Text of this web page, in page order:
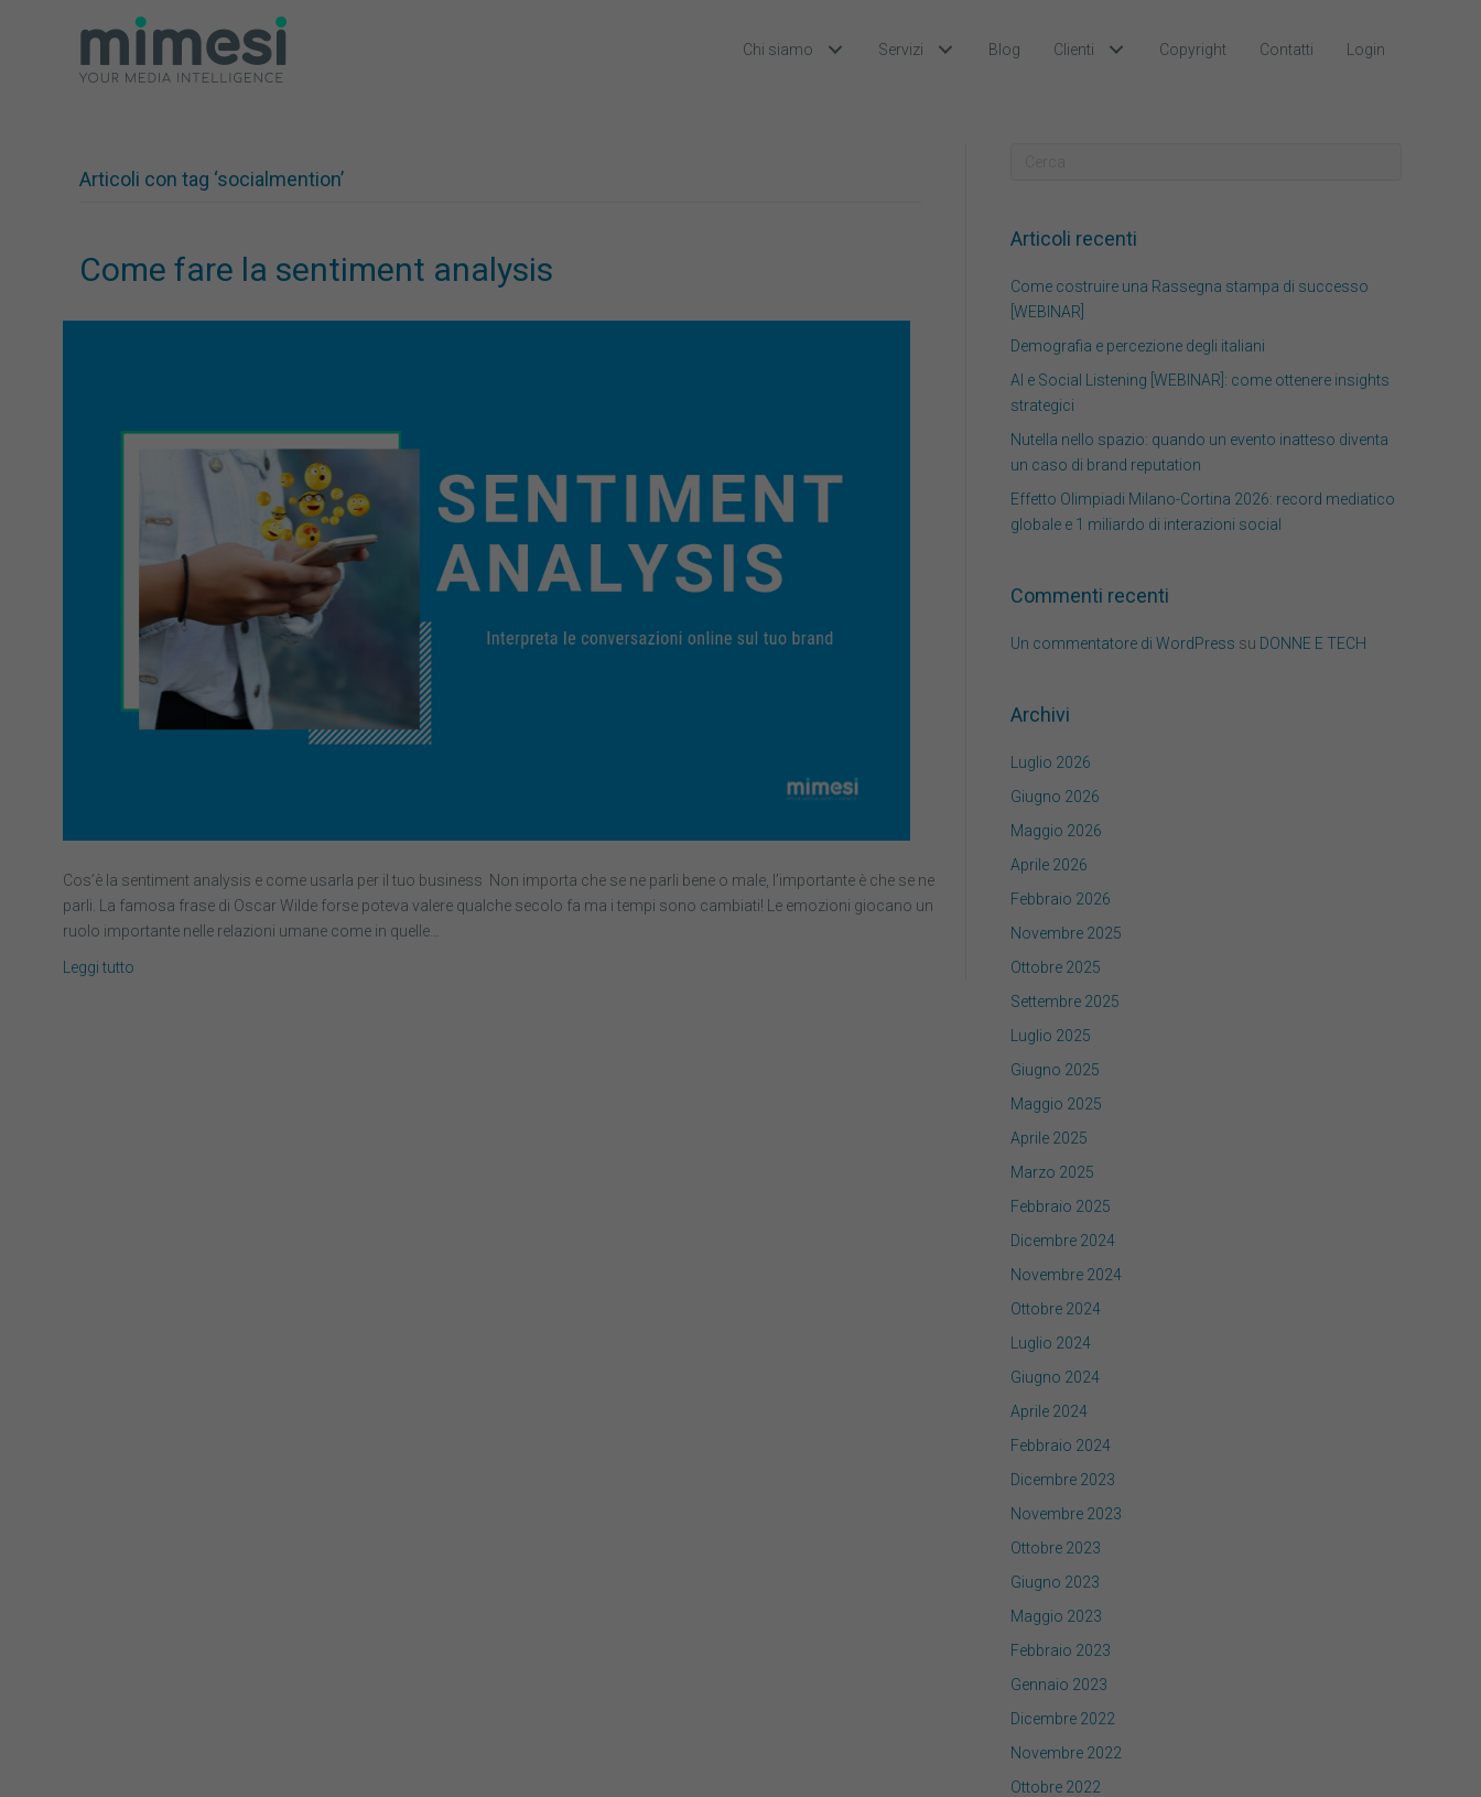
Chi siamo Servizi Blog Clienti Copyright Contatti Login
Articoli con tag ‘socialmention’
Come fare la sentiment analysis
Cos’è la sentiment analysis e come usarla per il tuo business Non importa che se ne parli bene o male, l’importante è che se ne
parli. La famosa frase di Oscar Wilde forse poteva valere qualche secolo fa ma i tempi sono cambiati! Le emozioni giocano un
ruolo importante nelle relazioni umane come in quelle…
Leggi tutto
Articoli recenti
Come costruire una Rassegna stampa di successo
[WEBINAR]
Demografia e percezione degli italiani
AI e Social Listening [WEBINAR]: come ottenere insights
strategici
Nutella nello spazio: quando un evento inatteso diventa
un caso di brand reputation
Effetto Olimpiadi Milano-Cortina 2026: record mediatico
globale e 1 miliardo di interazioni social
Commenti recenti
Un commentatore di WordPress su DONNE E TECH
Archivi
Luglio 2026
Giugno 2026
Maggio 2026
Aprile 2026
Febbraio 2026
Novembre 2025
Ottobre 2025
Settembre 2025
Luglio 2025
Giugno 2025
Maggio 2025
Aprile 2025
Marzo 2025
Febbraio 2025
Dicembre 2024
Novembre 2024
Ottobre 2024
Luglio 2024
Giugno 2024
Aprile 2024
Febbraio 2024
Dicembre 2023
Novembre 2023
Ottobre 2023
Giugno 2023
Maggio 2023
Febbraio 2023
Gennaio 2023
Dicembre 2022
Novembre 2022
Ottobre 2022